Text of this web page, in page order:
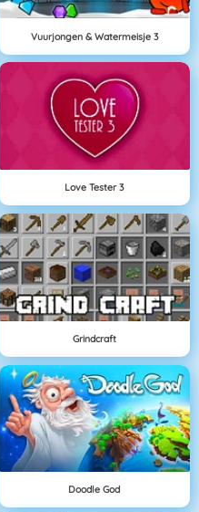
Vuurjongen & Watermeisje 3
Love Tester 3
Grindcraft
Doodle God